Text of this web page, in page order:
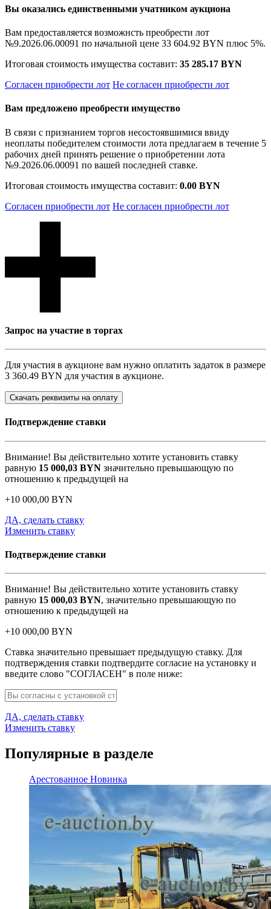
Вы оказались единственными учатником аукциона
Вам предоставляется возможнсть преобрести лот
№9.2026.06.00091 по начальной цене 33 604.92 BYN плюс 5%.
Итоговая стоимость имущества составит: 35 285.17 BYN
Согласен приобрести лот Не согласен приобрести лот
Вам предложено преобрести имущество
В связи с признанием торгов несостоявшимися ввиду
неоплаты победителем стоимости лота предлагаем в течение 5
рабочих дней принять решение о приобретении лота
№9.2026.06.00091 по вашей последней ставке.
Итоговая стоимость имущества составит: 0.00 BYN
Согласен приобрести лот Не согласен приобрести лот
Запрос на участие в торгах
Для участия в аукционе вам нужно оплатить задаток в размере
3 360.49 BYN для участия в аукционе.
Скачать реквизиты на оплату
Подтверждение ставки
Внимание! Вы действительно хотите установить ставку
равную 15 000,03 BYN значительно превышающую по
отношению к предыдущей на
+10 000,00 BYN
ДА, сделать ставку
Изменить ставку
Подтверждение ставки
Внимание! Вы действительно хотите установить ставку
равную 15 000,03 BYN, значительно превышающую по
отношению к предыдущей на
+10 000,00 BYN
Ставка значительно превышает предыдущую ставку. Для
подтверждения ставки подтвердите согласие на установку и
введите слово "СОГЛАСЕН" в поле ниже:
ДА, сделать ставку
Изменить ставку
Популярные в разделе
Арестованное Новинка